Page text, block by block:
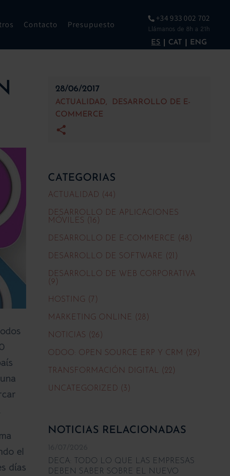
Contacto Presupuesto
+34 933 002 702
Llámanos de 8h a 21h
ES CAT ENG
el
días
28/06/2017
ACTUALIDAD
DESARROLLO DE E-
COMMERCE
CATEGORIAS
ACTUALIDAD (44)
DESARROLLO DE APLICACIONES
MÓVILES (16)
DESARROLLO DE E-COMMERCE (48)
DESARROLLO DE SOFTWARE (21)
DESARROLLO DE WEB CORPORATIVA
(9)
HOSTING (7)
MARKETING ONLINE (28)
NOTICIAS (26)
ODOO: OPEN SOURCE ERP Y CRM (29)
TRANSFORMACIÓN DIGITAL (22)
UNCATEGORIZED (3)
NOTICIAS RELACIONADAS
DECA: TODO LO QUE LAS EMPRESAS
DEBEN SABER SOBRE EL NUEVO